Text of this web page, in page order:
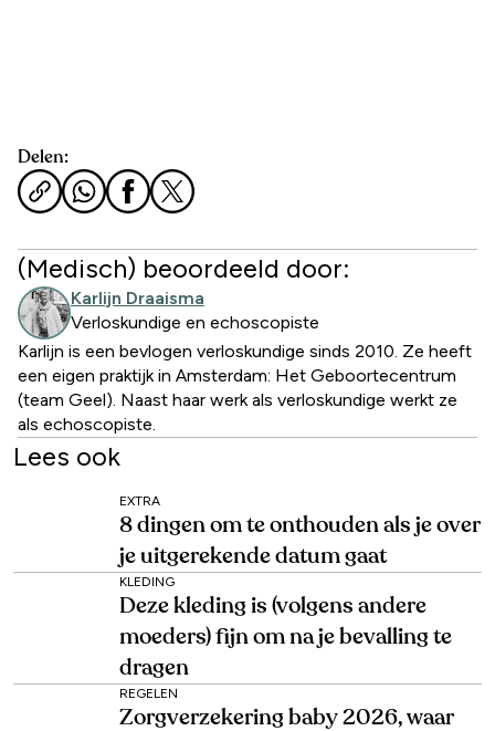
Delen:
(Medisch) beoordeeld door:
Karlijn Draaisma
Verloskundige en echoscopiste
Karlijn is een bevlogen verloskundige sinds 2010. Ze heeft
een eigen praktijk in Amsterdam: Het Geboortecentrum
(team Geel). Naast haar werk als verloskundige werkt ze
als echoscopiste.
Lees ook
EXTRA
8 dingen om te onthouden als je over
je uitgerekende datum gaat
KLEDING
Deze kleding is (volgens andere
moeders) fijn om na je bevalling te
dragen
REGELEN
Zorgverzekering baby 2026, waar